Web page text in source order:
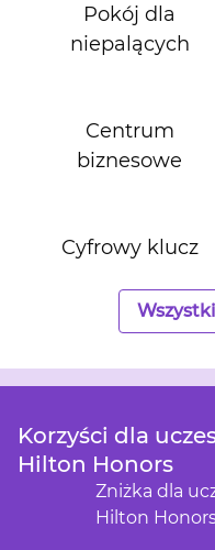
Pokój dla
niepalących
Centrum
biznesowe
Cyfrowy klucz
Korzyści dla
Hilton Honors
Zniżka dla
Hilton